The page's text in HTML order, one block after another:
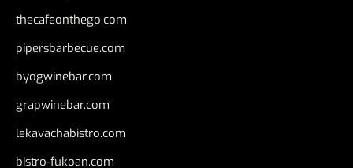
thecafeonthego.com
pipersbarbecue.com
byogwinebar.com
grapwinebar.com
lekavachabistro.com
bistro-fukoan.com